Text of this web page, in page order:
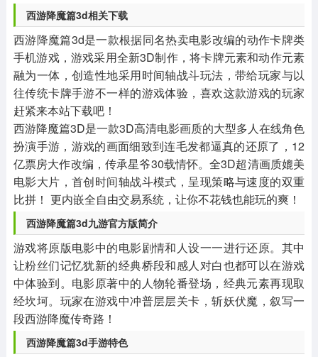
西游降魔篇3d相关下载
西游降魔篇3d是一款根据同名热卖电影改编的动作卡牌类
手机游戏，游戏采用全新3D制作，将卡牌元素和动作元素
融为一体，创造性地采用时间轴战斗玩法，带给玩家与以
往传统卡牌手游不一样的游戏体验，喜欢这款游戏的玩家
赶紧来本站下载吧！
西游降魔篇3D是一款3D高清电影画质的大型多人在线角色
扮演手游，游戏的画面细致到连毛发都逼真的还原了，12
亿票房大作改编，传承星爷30载情怀。全3D超清画质媲美
电影大片，首创时间轴战斗模式，呈现策略与速度的双重
比拼！ 更内嵌全自由交易系统，让你不花钱也能玩的爽！
西游降魔篇3d九游官方版简介
游戏将原版电影中的电影剧情和人设一一进行还原。其中
让粉丝们记忆犹新的经典桥段和感人对白也都可以在游戏
中体验到。电影原著中的人物轮番登场，经典元素再现取
经坎坷。玩家在游戏中冲普层层关卡，斩妖伏魔，叙写一
段西游降魔传奇路！
西游降魔篇3d手游特色